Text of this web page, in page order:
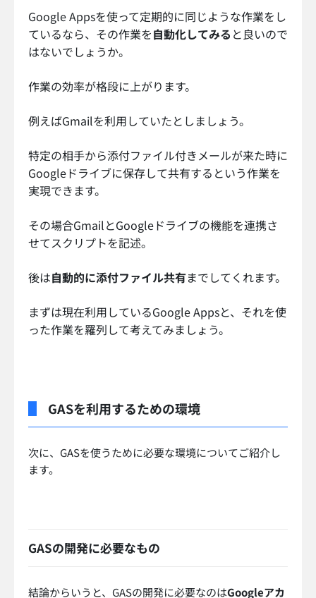
Google Appsを使って定期的に同じような作業をし
ているなら、その作業を自動化してみる と良いので
はないでしょうか。
作業の効率が格段に上がります。
例えばGmailを利用していたとしましょう。
特定の相手から添付ファイル付きメールが来た時に
Googleドライブに保存して共有するという作業を
実現できます。
その場合GmailとGoogleドライブの機能を連携さ
せてスクリプトを記述。
後は自動的に添付ファイル共有までしてくれます。
まずは現在利用しているGoogle Appsと、それを使
った作業を羅列して考えてみましょう。
GASを利用するための環境
次に、GASを使うために必要な環境についてご紹介し
ます。
GASの開発に必要なもの
結論からいうと、GASの開発に必要なのはGoogleアカ